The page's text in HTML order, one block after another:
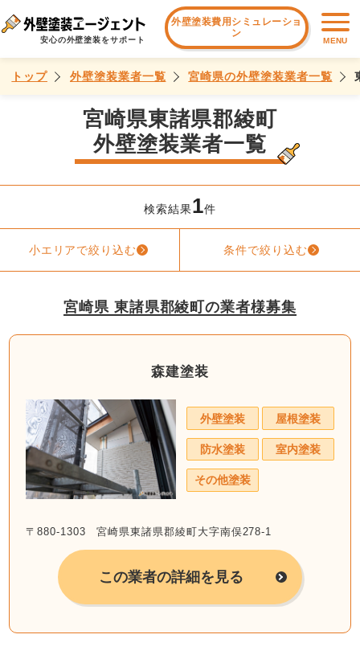
安心の外壁塗装をサポート
外壁塗装費用シミュレーショ
ン
MENU
トップ 外壁塗装業者一覧 宮崎県の外壁塗装業者一覧
宮崎県東諸県郡綾町
外壁塗装業者一覧
検索結果1件
小エリアで絞り込む 条件で絞り込む
宮崎県 東諸県郡綾町の業者様募集
森建塗装
外壁塗装 屋根塗装
防水塗装 室内塗装
その他塗装
〒880-1303 宮崎県東諸県郡綾町大字南俣278-1
この業者の詳細を見る